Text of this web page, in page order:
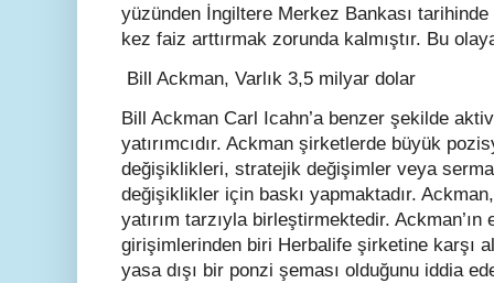
yüzünden İngiltere Merkez Bankası
kez faiz arttırmak zorunda kalmıştır. Bu
Bill Ackman, Varlık 3,5 milyar dolar
Bill Ackman Carl Icahn’a benzer şekilde
yatırımcıdır. Ackman şirketlerde büyük
değişiklikleri, stratejik değişimler veya
değişiklikler için baskı yapmaktadır.
yatırım tarzıyla birleştirmektedir.
girişimlerinden biri Herbalife şirketine karşı
yasa dışı bir ponzi şeması olduğunu iddia